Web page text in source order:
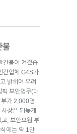
불
간불이 켜졌습
간업체 G4S가
밝히며 우려
보안업무(대
부가 2,000명
장은 뒤늦게
, 보안요원 부
에는 약 1만